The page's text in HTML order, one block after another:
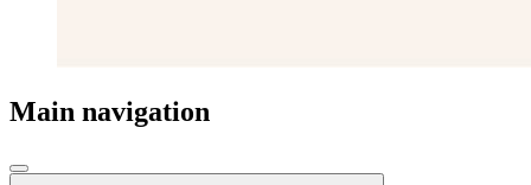
Main navigation